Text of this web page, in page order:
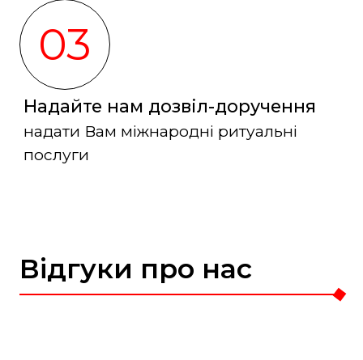
03
Надайте нам дозвіл-доручення
надати Вам міжнародні ритуальні
послуги
Відгуки про нас